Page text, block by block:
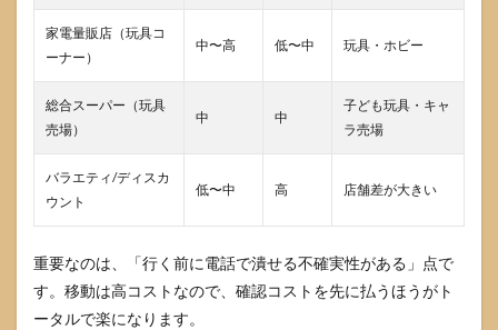
家電量販店（玩具コ
ーナー）
中〜高 低〜中 玩具・ホビー
総合スーパー（玩具
売場）
中 中
子ども玩具・キャ
ラ売場
バラエティ/ディスカ
ウント
低〜中 高 店舗差が大きい
重要なのは、「行く前に電話で潰せる不確実性がある」点で
す。移動は高コストなので、確認コストを先に払うほうがト
ータルで楽になります。